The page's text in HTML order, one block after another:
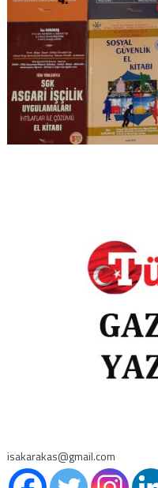
isakarakas@gmail.com